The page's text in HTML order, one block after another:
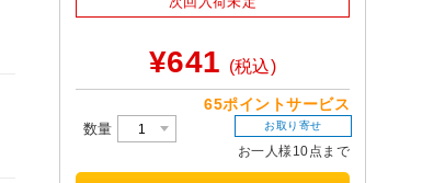
¥641 (税込)
65ポイントサービス
数量 お取り寄せ
お一人様10点まで